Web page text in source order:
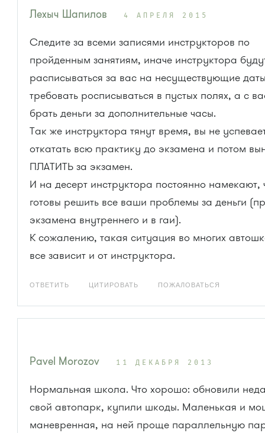
Лехыч Шапилов 4 АПРЕЛЯ 2015
Следите за всеми записями инструкторов по
пройденным занятиям, иначе инструктора
расписываться за вас на несуществующие
требовать росписываться в пустых полях, а с
брать деньги за дополнительные часы.
Так же инструктора тянут время, вы не
откатать всю практику до экзамена и потом
ПЛАТИТЬ за экзамен.
И на десерт инструктора постоянно намекают,
готовы решить все ваши проблемы за деньги
экзамена внутреннего и в гаи).
К сожалению, такая ситуация во многих
все зависит и от инструктора.
ОТВЕТИТЬ ЦИТИРОВАТЬ ПОЖАЛОВАТЬСЯ
Pavel Morozov 11 ДЕКАБРЯ 2013
Нормальная школа. Что хорошо: обновили
свой автопарк, купили шкоды. Маленькая и
маневренная, на ней проще параллельную